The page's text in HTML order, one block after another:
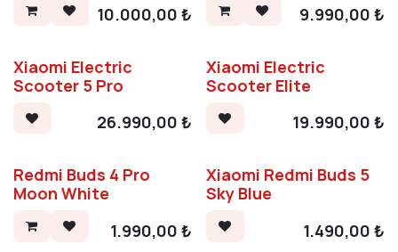
10.000,00 ₺
9.990,00 ₺
Xiaomi Electric
Scooter 5 Pro
26.990,00 ₺
Xiaomi Electric
Scooter Elite
19.990,00 ₺
Redmi Buds 4 Pro
Moon White
1.990,00 ₺
Xiaomi Redmi Buds 5
Sky Blue
1.490,00 ₺